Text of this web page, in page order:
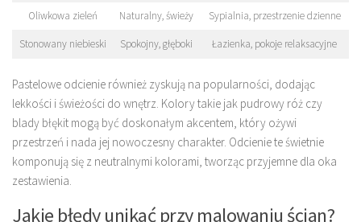
Oliwkowa zieleń Naturalny, świeży Sypialnia, przestrzenie dzienne
Stonowany niebieski Spokojny, głęboki Łazienka, pokoje relaksacyjne
Pastelowe odcienie również zyskują na popularności, dodając
lekkości i świeżości do wnętrz. Kolory takie jak pudrowy róż czy
blady błękit mogą być doskonałym akcentem, który ożywi
przestrzeń i nada jej nowoczesny charakter. Odcienie te świetnie
komponują się z neutralnymi kolorami, tworząc przyjemne dla oka
zestawienia.
Jakie błędy unikać przy malowaniu ścian?